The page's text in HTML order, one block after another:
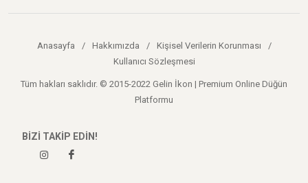
Anasayfa / Hakkımızda / Kişisel Verilerin Korunması
/
Kullanıcı Sözleşmesi
Tüm hakları saklıdır. © 2015-2022 Gelin İkon | Premium Online Düğün
Platformu
BİZİ TAKİP EDİN!